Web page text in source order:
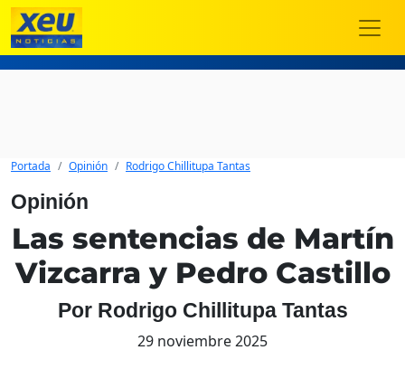
Portada Opinión Rodrigo Chillitupa Tantas
Opinión
Las sentencias de Martín
Vizcarra y Pedro Castillo
Por Rodrigo Chillitupa Tantas
29 noviembre 2025